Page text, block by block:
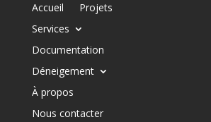
Accueil
Projets
Services
Documentation
Déneigement
À propos
Nous contacter